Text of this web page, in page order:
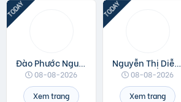
Đào Phước Nguyên
08-08-2026
Xem trang
Nguyễn Thị Diễm Anh
08-08-2026
Xem trang